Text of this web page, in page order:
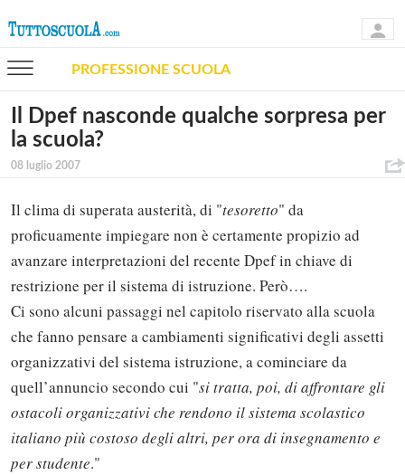
PROFESSIONE SCUOLA
Il Dpef nasconde qualche sorpresa per
la scuola?
08 luglio 2007
Il clima di superata austerità, di "tesoretto" da
proficuamente impiegare non è certamente propizio ad
avanzare interpretazioni del recente Dpef in chiave di
restrizione per il sistema di istruzione. Però….
Ci sono alcuni passaggi nel capitolo riservato alla scuola
che fanno pensare a cambiamenti significativi degli assetti
organizzativi del sistema istruzione, a cominciare da
quell’annuncio secondo cui "si tratta, poi, di affrontare gli
ostacoli organizzativi che rendono il sistema scolastico
italiano più costoso degli altri, per ora di insegnamento e
per studente."